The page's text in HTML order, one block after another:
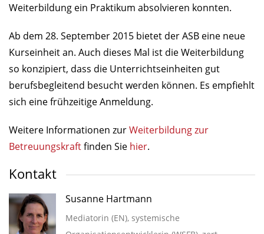
Weiterbildung ein Praktikum absolvieren konnten.
Ab dem 28. September 2015 bietet der ASB eine neue
Kurseinheit an. Auch dieses Mal ist die Weiterbildung
so konzipiert, dass die Unterrichtseinheiten gut
berufsbegleitend besucht werden können. Es empfiehlt
sich eine frühzeitige Anmeldung.
Weitere Informationen zurWeiterbildung zur
Betreuungskraftfinden Sie hier.
Kontakt
Susanne Hartmann
Mediatorin (EN), systemische